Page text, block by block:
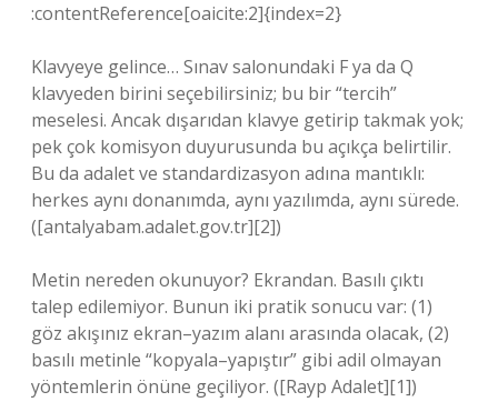
:contentReference[oaicite:2]{index=2}
Klavyeye gelince… Sınav salonundaki F ya da Q
klavyeden birini seçebilirsiniz; bu bir “tercih”
meselesi. Ancak dışarıdan klavye getirip takmak yok;
pek çok komisyon duyurusunda bu açıkça belirtilir.
Bu da adalet ve standardizasyon adına mantıklı:
herkes aynı donanımda, aynı yazılımda, aynı sürede.
([antalyabam.adalet.gov.tr][2])
Metin nereden okunuyor? Ekrandan. Basılı çıktı
talep edilemiyor. Bunun iki pratik sonucu var: (1)
göz akışınız ekran–yazım alanı arasında olacak, (2)
basılı metinle “kopyala–yapıştır” gibi adil olmayan
yöntemlerin önüne geçiliyor. ([Rayp Adalet][1])